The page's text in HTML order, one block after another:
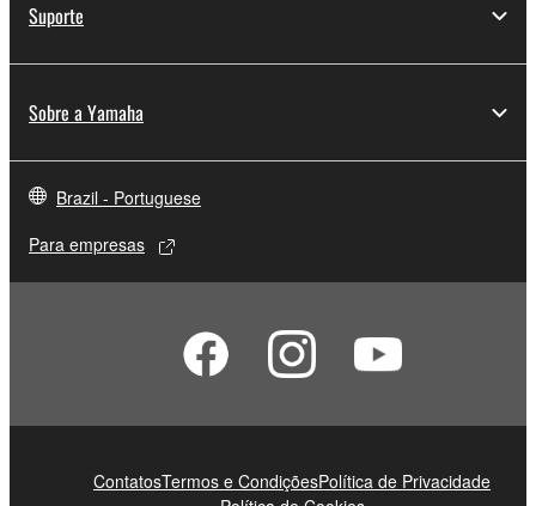
Suporte
Sobre a Yamaha
Brazil - Portuguese
Para empresas
ContatosTermos e CondiçõesPolítica de Privacidade